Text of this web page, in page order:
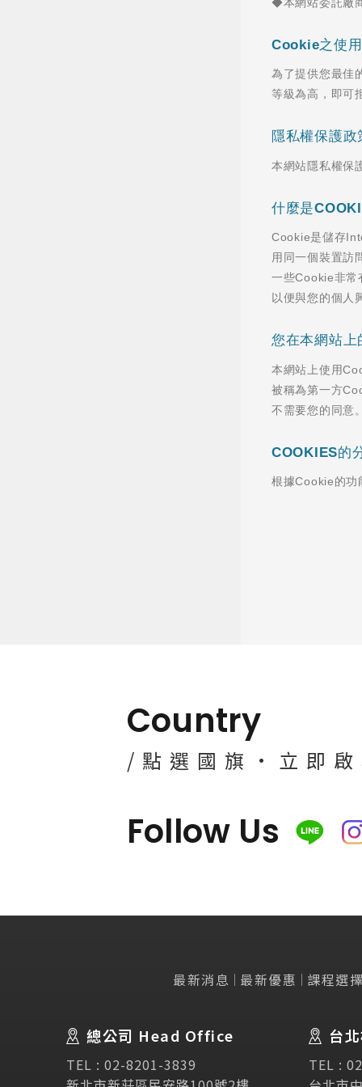
諮詢表單
立即諮詢
公司簡
經營理
Country
/點選國旗·立即
Follow Us
最新消息 最新優惠 課程選
總公司 Head Office
TEL : 02-8201-3839
台
TEL :